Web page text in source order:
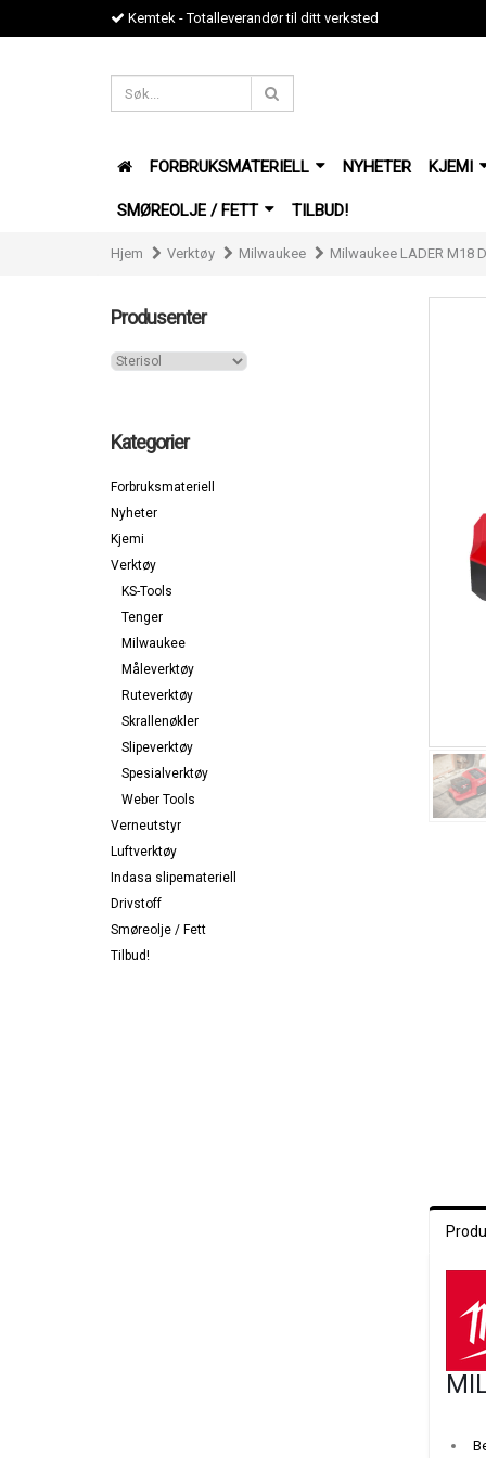
Kemtek - Totalleverandør til ditt verksted
FORBRUKSMATERIELL NYHETER KJEMI
SMØREOLJE / FETT TILBUD!
Hjem Verktøy Milwaukee Milwaukee LADER M18
Produsenter
Kategorier
Forbruksmateriell
Nyheter
Kjemi
Verktøy
KS-Tools
Tenger
Milwaukee
Måleverktøy
Ruteverktøy
Skrallenøkler
Slipeverktøy
Spesialverktøy
Weber Tools
Verneutstyr
Luftverktøy
Indasa slipemateriell
Drivstoff
Smøreolje / Fett
Tilbud!